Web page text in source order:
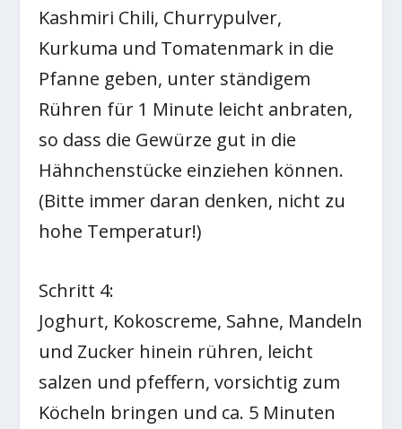
Kashmiri Chili, Churrypulver,
Kurkuma und Tomatenmark in die
Pfanne geben, unter ständigem
Rühren für 1 Minute leicht anbraten,
so dass die Gewürze gut in die
Hähnchenstücke einziehen können.
(Bitte immer daran denken, nicht zu
hohe Temperatur!)
Schritt 4:
Joghurt, Kokoscreme, Sahne, Mandeln
und Zucker hinein rühren, leicht
salzen und pfeffern, vorsichtig zum
Köcheln bringen und ca. 5 Minuten